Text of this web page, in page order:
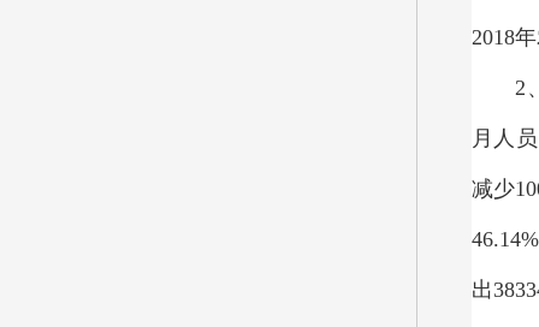
2018
2
月人
减少
出